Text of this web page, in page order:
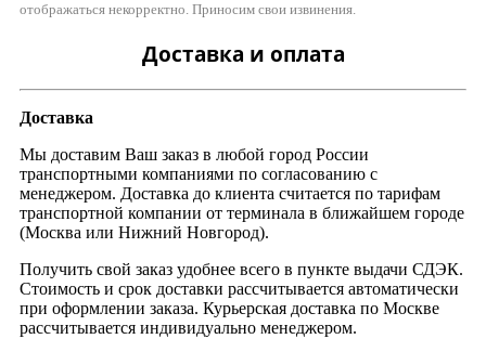
отображаться некорректно. Приносим свои извинения.
Доставка и оплата
Доставка
Мы доставим Ваш заказ в любой город России
транспортными компаниями по согласованию с
менеджером. Доставка до клиента считается по тарифам
транспортной компании от терминала в ближайшем городе
(Москва или Нижний Новгород).
Получить свой заказ удобнее всего в пункте выдачи СДЭК.
Стоимость и срок доставки рассчитывается автоматически
при оформлении заказа. Курьерская доставка по Москве
рассчитывается индивидуально менеджером.